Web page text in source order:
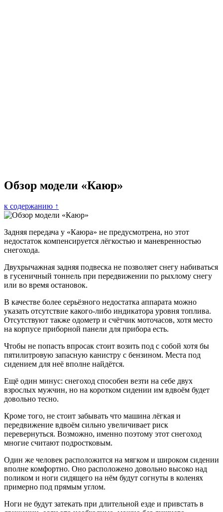
Обзор модели «Каюр»
к содержанию ↑
Задняя передача у «Каюра» не предусмотрена, но этот
недостаток компенсируется лёгкостью и маневренностью
снегохода.
Двухрычажная задняя подвеска не позволяет снегу набиваться
в гусеничный тоннель при передвижении по рыхлому снегу
или во время остановок.
В качестве более серьёзного недостатка аппарата можно
указать отсутствие какого-либо индикатора уровня топлива.
Отсутствуют также одометр и счётчик моточасов, хотя место
на корпусе приборной панели для прибора есть.
Чтобы не попасть впросак стоит возить под с собой хотя бы
пятилитровую запасную канистру с бензином. Места под
сидением для неё вполне найдётся.
Ещё один минус: снегоход способен везти на себе двух
взрослых мужчин, но на коротком сидении им вдвоём будет
довольно тесно.
Кроме того, не стоит забывать что машина лёгкая и
передвижение вдвоём сильно увеличивает риск
перевернуться. Возможно, именно поэтому этот снегоход
многие считают подростковым.
Один же человек расположится на мягком и широком сидении
вполне комфортно. Оно расположено довольно высоко над
поликом и ноги сидящего на нём будут согнуты в коленях
примерно под прямым углом.
Ноги не будут затекать при длительной езде и привстать в